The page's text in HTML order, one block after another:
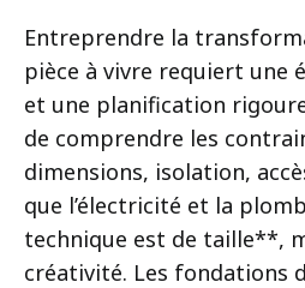
Entreprendre la
pièce à vivre requiert une
et une planification
de comprendre les
dimensions, isolation,
que l’électricité et la
technique est de taille**,
créativité. Les fondations